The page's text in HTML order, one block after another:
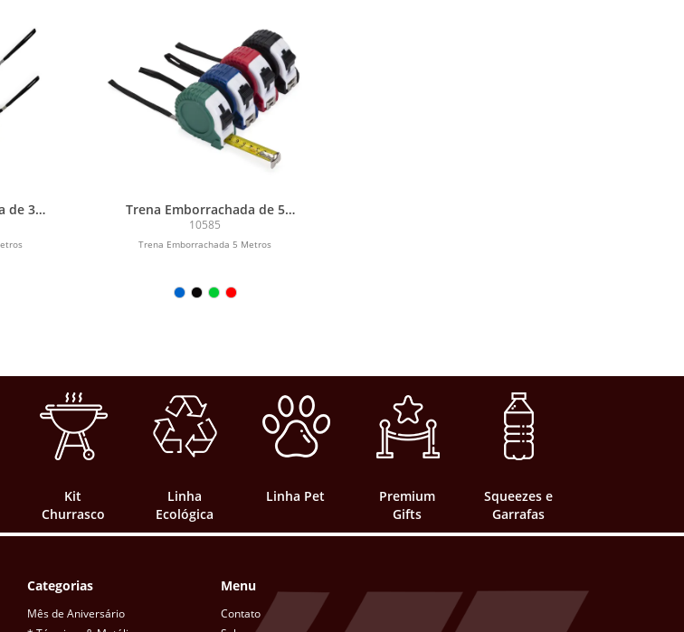
de 3
Trena Emborrachada de 5
Metros
10585
Trena Emborrachada 5 Metros
Kit
Churrasco
Linha
Ecológica
Linha Pet
Premium
Gifts
Squeezes e
Garrafas
Categorias
Mês de Aniversário
Menu
Contato